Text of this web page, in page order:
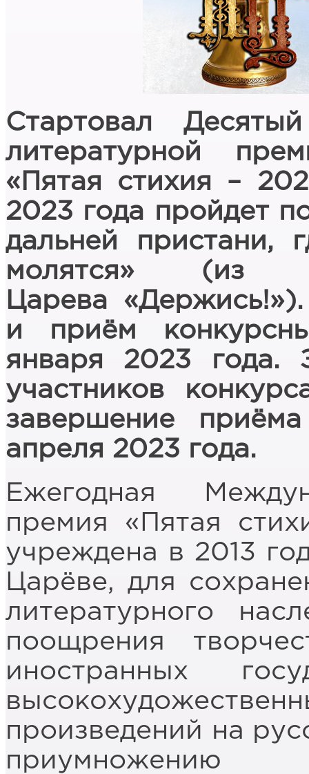
Стартовал
литературной
«Пятая стихия –
2023 года пройдет
дальней пристани,
молятся» (из
Царева
и приём
января 2023 года.
участников
завершение
апреля 2023 года.
Ежегодная
премия «Пятая
учреждена в 2013
Царёве, для
литературного
поощрения
иностранных
произведений на
приумножению